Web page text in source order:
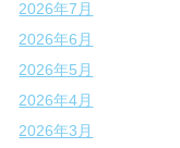
2026年7月
2026年6月
2026年5月
2026年4月
2026年3月